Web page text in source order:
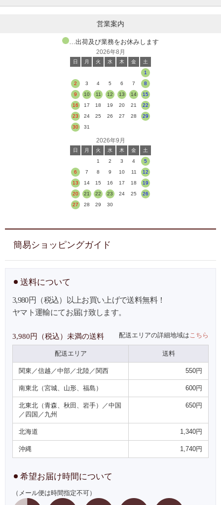
営業案内
…出荷及び業務をお休みします
2026年8月
日 月 火 水 木 金
土
1
2
3 4 5 6 7
8
9
10 11 12 13 14
15
16
17 18 19 20 21
22
23
24 25 26 27 28
29
30
31
2026年9月
日 月 火 水 木 金
土
1
2 3 4
5
6
7 8 9 10 11
12
13
14 15 16 17 18
19
20
21 22 23 24 25
26
27
28 29 30
簡易ショッピングガイド
送料について
3,980円（税込）以上お買い上げで送料無料！
ヤマト運輸にてお届け致します。
3,980円（税込）未満の送料 配送エリアの詳細地域は こちら
配送エリア 送料
関東／信越／中部／北陸／関西 550円
南東北（宮城、山形、福島） 600円
北東北（青森、秋田、岩手）／中国
／四国／九州
650円
北海道 1,340円
沖縄 1,740円
希望お届け時間について
（メール便は時間指定不可）